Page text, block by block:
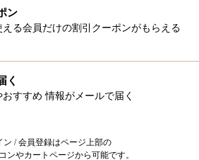
ン
える会員だけの割引クーポンがもらえる
く
おすすめ 情報がメールで届く
/ 会員登録はページ上部の
ンやカートページから可能です。